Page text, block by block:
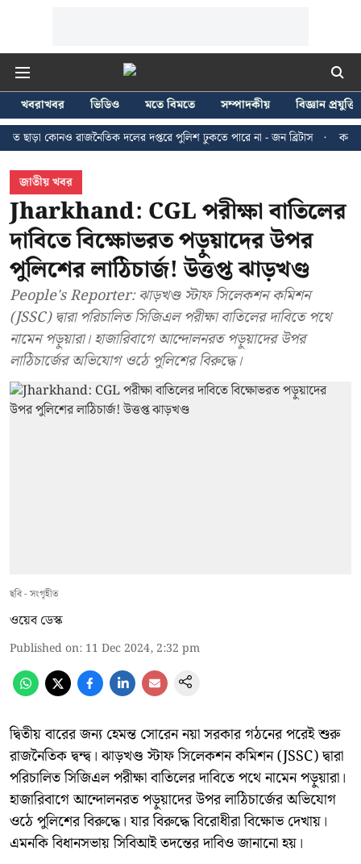
খবরাখবর ভিডিও মতে বিমতে সম্পাদকীয়
বিজ্ঞান প্রযুক্তি
রাজনৈতিক দলের দপ্তরে পুলিশ ঢুকতে পারে না - জন ব্রিটাস
কলকাতায় ২৪
জাতীয় খবর
Jharkhand: CGL পরীক্ষা বাতিলের
দাবিতে বিক্ষোভরত পড়ুয়াদের উপর
পুলিশের লাঠিচার্জ! উত্তপ্ত ঝাড়খণ্ড
People's Reporter: ঝাড়খণ্ড স্টাফ সিলেকশন কমিশন
(JSSC) দ্বারা পরিচালিত সিজিএল পরীক্ষা বাতিলের দাবিতে পথে
নামেন পড়ুয়ারা। হাজারিবাগে আন্দোলনরত পড়ুয়াদের উপর
লাঠিচার্জের অভিযোগ ওঠে পুলিশের বিরুদ্ধে।
ছবি - সংগৃহীত
ওয়েব ডেস্ক
Published on: 11 Dec 2024, 2:32 pm
দ্বিতীয় বারের জন্য হেমন্ত সোরেন নয়া সরকার গঠনের পরেই শুরু
রাজনৈতিক দ্বন্দ্ব। ঝাড়খণ্ড স্টাফ সিলেকশন কমিশন (JSSC) দ্বারা
পরিচালিত সিজিএল পরীক্ষা বাতিলের দাবিতে পথে নামেন পড়ুয়ারা।
হাজারিবাগে আন্দোলনরত পড়ুয়াদের উপর লাঠিচার্জের অভিযোগ
ওঠে পুলিশের বিরুদ্ধে। যার বিরুদ্ধে বিরোধীরা বিক্ষোভ দেখায়।
এমনকি বিধানসভায় সিবিআই তদন্তের দাবিও জানানো হয়।